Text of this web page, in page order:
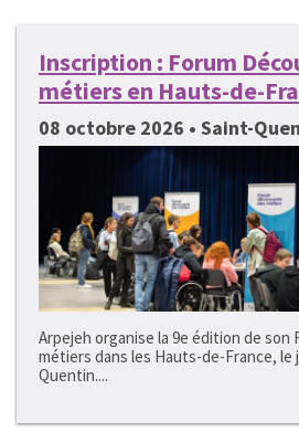
Inscription : Forum
métiers en Hauts-de-
08 octobre 2026 • Saint-
Arpejeh organise la 9e édition de son
métiers dans les Hauts-de-France, le
Quentin....